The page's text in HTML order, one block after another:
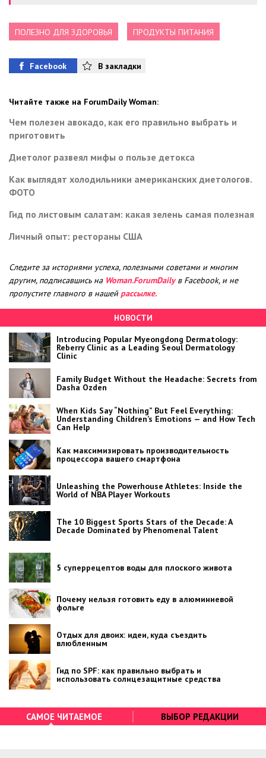
ПОЛЕЗНО ДЛЯ ЗДОРОВЬЯ ПРОДУКТЫ ПИТАНИЯ
Facebook В закладки
Читайте также на ForumDaily Woman:
Чем полезен авокадо, как его правильно выбрать и
приготовить
Диетолог развеял мифы о пользе детокса
Как выглядят холодильники американских диетологов.
ФОТО
Гид по листовым салатам: какая зелень самая полезная
Личный опыт: рестораны США
Следите за историями успеха, полезными советами и многим
другим, подписавшись на Woman.ForumDailyв Facebook, и не
пропустите главного в нашей рассылке.
НОВОСТИ
Introducing Popular Myeongdong Dermatology:
Reberry Clinic as a Leading Seoul Dermatology
Clinic
Family Budget Without the Headache: Secrets from
Dasha Ozden
When Kids Say “Nothing” But Feel Everything:
Understanding Children’s Emotions — and How Tech
Can Help
Как максимизировать производительность
процессора вашего смартфона
Unleashing the Powerhouse Athletes: Inside the
World of NBA Player Workouts
The 10 Biggest Sports Stars of the Decade: A
Decade Dominated by Phenomenal Talent
5 суперрецептов воды для плоского живота
Почему нельзя готовить еду в алюминиевой
фольге
Отдых для двоих: идеи, куда съездить
влюбленным
Гид по SPF: как правильно выбрать и
использовать солнцезащитные средства
САМОЕ ЧИТАЕМОЕ ВЫБОР РЕДАКЦИИ